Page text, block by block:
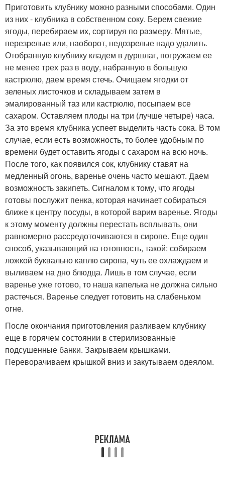
Приготовить клубнику можно разными способами. Один
из них - клубника в собственном соку. Берем свежие
ягоды, перебираем их, сортируя по размеру. Мятые,
перезрелые или, наоборот, недозрелые надо удалить.
Отобранную клубнику кладем в дуршлаг, погружаем ее
не менее трех раз в воду, набранную в большую
кастрюлю, даем время стечь. Очищаем ягодки от
зеленых листочков и складываем затем в
эмалированный таз или кастрюлю, посыпаем все
сахаром. Оставляем плоды на три (лучше четыре) часа.
За это время клубника успеет выделить часть сока. В том
случае, если есть возможность, то более удобным по
времени будет оставить ягоды с сахаром на всю ночь.
После того, как появился сок, клубнику ставят на
медленный огонь, варенье очень часто мешают. Даем
возможность закипеть. Сигналом к тому, что ягоды
готовы послужит пенка, которая начинает собираться
ближе к центру посуды, в которой варим варенье. Ягоды
к этому моменту должны перестать всплывать, они
равномерно рассредоточиваются в сиропе. Еще один
способ, указывающий на готовность, такой: собираем
ложкой буквально каплю сиропа, чуть ее охлаждаем и
выливаем на дно блюдца. Лишь в том случае, если
варенье уже готово, то наша капелька не должна сильно
растечься. Варенье следует готовить на слабеньком
огне.
После окончания приготовления разливаем клубнику
еще в горячем состоянии в стерилизованные
подсушенные банки. Закрываем крышками.
Переворачиваем крышкой вниз и закутываем одеялом.